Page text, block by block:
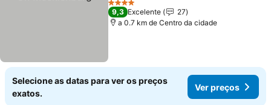
4 Estrelas
9,3 Excelente
27
a 0.7 km de Centro da cidade
Selecione as datas para ver os preços
exatos.
Ver preços